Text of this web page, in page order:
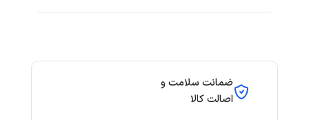
ضمانت سلامت و
اصالت کالا